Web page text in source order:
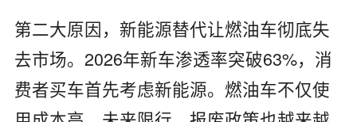
第二大原因，新能源替代让燃油车彻底失
去市场。2026年新车渗透率突破63%，消
费者买车首先考虑新能源。燃油车不仅使